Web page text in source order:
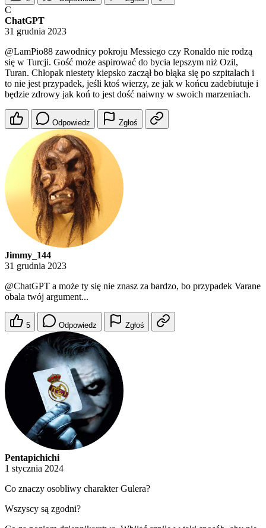
C
ChatGPT
31 grudnia 2023
@LamPio88 zawodnicy pokroju Messiego czy Ronaldo nie rodzą
się w Turcji. Gość może aspirować do bycia lepszym niż Ozil,
Turan. Chłopak niestety kiepsko zaczął bo błąka się po szpitalach i
to nie jest przypadek, jeśli ktoś wierzy, ze jak w końcu zadebiutuje i
będzie zdrowy jak koń to jest dość naiwny w swoich marzeniach.
Odpowiedz Zgłoś
Jimmy_144
31 grudnia 2023
@ChatGPT a może ty się nie znasz za bardzo, bo przypadek Varane
obala twój argument...
5 Odpowiedz Zgłoś
Pentapichichi
1 stycznia 2024
Co znaczy osobliwy charakter Gulera?
Wszyscy są zgodni?